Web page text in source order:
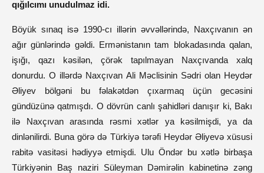
qığılcımı unudulmaz idi.
Böyük sınaq isə 1990-cı illərin əvvəllərində, Naxçıvanın ən
ağır günlərində gəldi. Ermənistanın tam blokadasında qalan,
işığı, qazı kəsilən, çörək tapılmayan Naxçıvanda xalq
donurdu. O illərdə Naxçıvan Ali Məclisinin Sədri olan Heydər
Əliyev bölgəni bu fəlakətdən çıxarmaq üçün gecəsini
gündüzünə qatmışdı. O dövrün canlı şahidləri danışır ki, Bakı
ilə Naxçıvan arasında rəsmi xətlər ya kəsilmişdi, ya da
dinlənilirdi. Buna görə də Türkiyə tərəfi Heydər Əliyevə xüsusi
rabitə vasitəsi hədiyyə etmişdi. Ulu Öndər bu xətlə birbaşa
Türkiyənin Baş naziri Süleyman Dəmirəlin kabinetinə zəng